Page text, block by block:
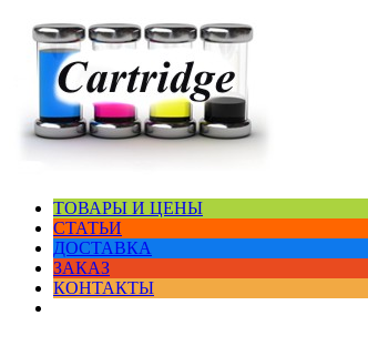
ТОВАРЫ И ЦЕНЫ
СТАТЬИ
ДОСТАВКА
ЗАКАЗ
КОНТАКТЫ